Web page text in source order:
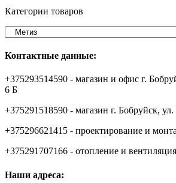
Категории товаров
Контактные данные:
+375293514590 - магазин и офис г.
6 Б
+375291518590 - магазин г. Бобруйск,
+375296621415 - проектирование и
+375291707166 - отопление и вентиляция
Наши адреса: